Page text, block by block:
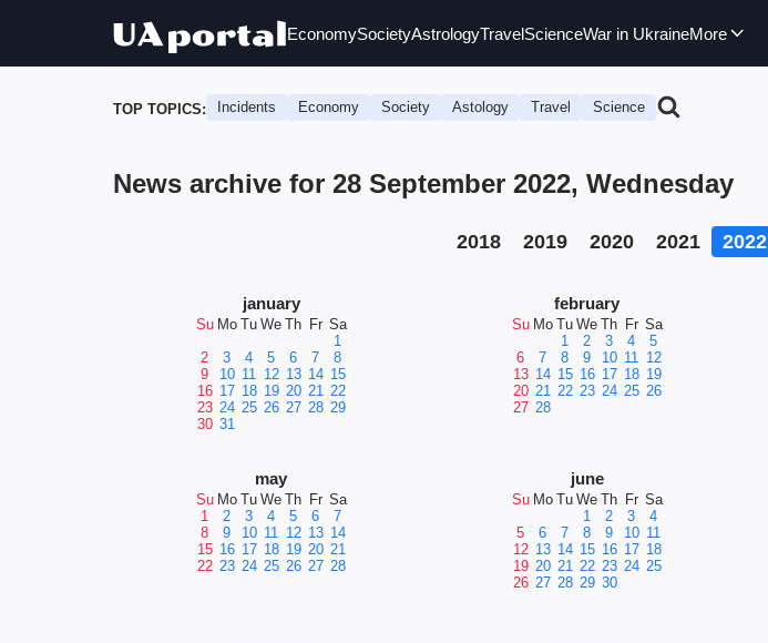
EconomySocietyAstrologyTravelScienceWar in UkraineMore
TOP TOPICS: Incidents Economy Society Astology Travel Science
News archive for 28 September 2022, Wednesday
2018 2019 2020 2021 2022
january
Su Mo Tu We Th Fr Sa
1
2
3 4 5 6 7
8
9
10 11 12 13 14 15
16 17 18 19 20 21 22
23 24 25 26 27 28 29
30 31
february
Su Mo Tu We Th Fr Sa
1
2 3 4
5
6
7 8 9 10 11 12
13 14 15 16 17 18 19
20 21 22 23 24 25 26
27 28
may
Su Mo Tu We Th Fr Sa
1
2 3 4 5 6
7
8
9 10 11 12 13 14
15 16 17 18 19 20 21
22 23 24 25 26 27 28
june
Su Mo Tu We Th Fr Sa
1
2 3
4
5
6 7 8 9 10 11
12 13 14 15 16 17 18
19 20 21 22 23 24 25
26 27 28 29 30